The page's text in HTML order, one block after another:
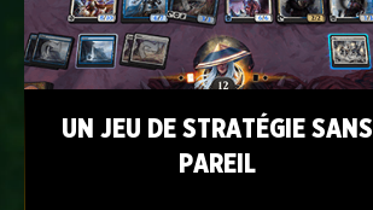
UN JEU DE STRATÉGIE SANS
PAREIL